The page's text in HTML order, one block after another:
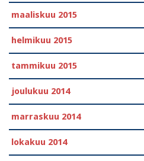
maaliskuu 2015
helmikuu 2015
tammikuu 2015
joulukuu 2014
marraskuu 2014
lokakuu 2014